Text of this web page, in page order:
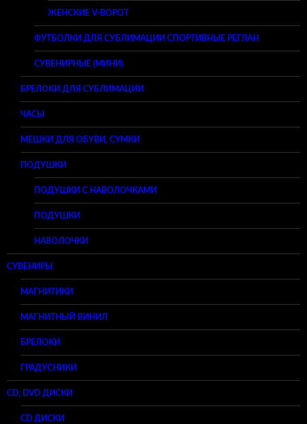
ЖЕНСКИЕ V-ВОРОТ
ФУТБОЛКИ ДЛЯ СУБЛИМАЦИИ СПОРТИВНЫЕ РЕГЛАН
СУВЕНИРНЫЕ (МИНИ)
БРЕЛОКИ ДЛЯ СУБЛИМАЦИИ
ЧАСЫ
МЕШКИ ДЛЯ ОБУВИ, СУМКИ
ПОДУШКИ
ПОДУШКИ С НАВОЛОЧКАМИ
ПОДУШКИ
НАВОЛОЧКИ
СУВЕНИРЫ
МАГНИТИКИ
МАГНИТНЫЙ ВИНИЛ
БРЕЛОКИ
ГРАДУСНИКИ
CD, DVD ДИСКИ
CD ДИСКИ